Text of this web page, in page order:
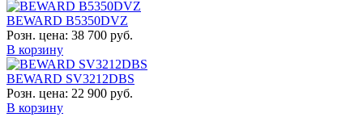
BEWARD B5350DVZ
Розн. цена: 38 700 руб.
В корзину
BEWARD SV3212DBS
Розн. цена: 22 900 руб.
В корзину